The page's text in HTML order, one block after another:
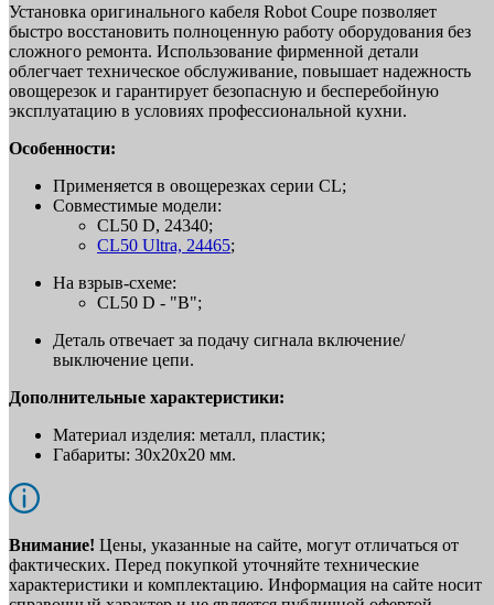
Установка оригинального кабеля Robot Coupe позволяет
быстро восстановить полноценную работу оборудования без
сложного ремонта. Использование фирменной детали
облегчает техническое обслуживание, повышает надежность
овощерезок и гарантирует безопасную и бесперебойную
эксплуатацию в условиях профессиональной кухни.
Особенности:
Применяется в овощерезках серии CL;
Совместимые модели:
CL50 D, 24340;
CL50 Ultra, 24465;
На взрыв-схеме:
CL50 D - "B";
Деталь отвечает за подачу сигнала включение/
выключение цепи.
Дополнительные характеристики:
Материал изделия: металл, пластик;
Габариты: 30x20x20 мм.
Внимание! Цены, указанные на сайте, могут отличаться от
фактических. Перед покупкой уточняйте технические
характеристики и комплектацию. Информация на сайте носит